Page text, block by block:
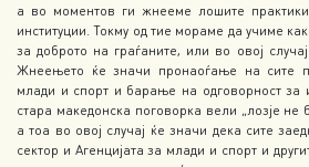
а во моментов ги жнееме лошите
институции. Токму од тие мораме да учиме
за доброто на граѓаните, или во овој
Жнеењето ќе значи пронаоѓање на сите
млади и спорт и барање на одговорност за
стара македонска поговорка вели „лозје не
а тоа во овој случај ќе значи дека сите
сектор и Агенцијата за млади и спорт и